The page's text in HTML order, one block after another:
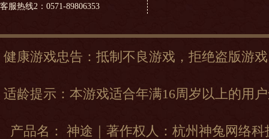
客服热线2：0571-89806353
健康游戏忠告：抵制不良游戏，拒绝盗版游
适龄提示：本游戏适合年满16周岁以上的用
产品名： 神途｜著作权人：杭州神兔网络